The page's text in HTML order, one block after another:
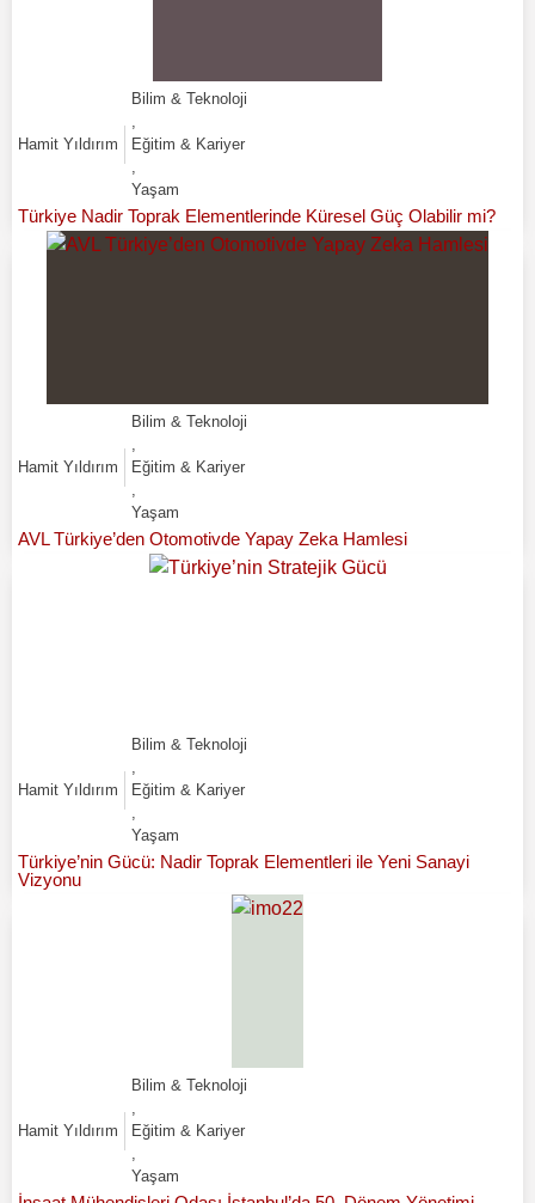
Hamit Yıldırım
Bilim & Teknoloji
,
Eğitim & Kariyer
,
Yaşam
Türkiye Nadir Toprak Elementlerinde Küresel Güç Olabilir mi?
Hamit Yıldırım
Bilim & Teknoloji
,
Eğitim & Kariyer
,
Yaşam
AVL Türkiye’den Otomotivde Yapay Zeka Hamlesi
Hamit Yıldırım
Bilim & Teknoloji
,
Eğitim & Kariyer
,
Yaşam
Türkiye’nin Gücü: Nadir Toprak Elementleri ile Yeni Sanayi
Vizyonu
Hamit Yıldırım
Bilim & Teknoloji
,
Eğitim & Kariyer
,
Yaşam